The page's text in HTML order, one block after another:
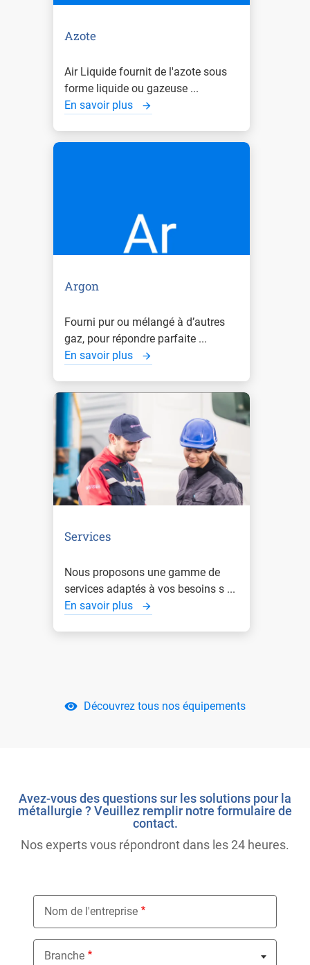
Azote
Air Liquide fournit de l'azote sous
forme liquide ou gazeuse ...
En savoir plus
Argon
Fourni pur ou mélangé à d’autres
gaz, pour répondre parfaite ...
En savoir plus
Services
Nous proposons une gamme de
services adaptés à vos besoins s ...
En savoir plus
Découvrez tous nos équipements
Avez-vous des questions sur les solutions pour la
métallurgie ? Veuillez remplir notre formulaire de
contact.
Nos experts vous répondront dans les 24 heures.
Nom de l'entreprise
Branche
Nothing selected